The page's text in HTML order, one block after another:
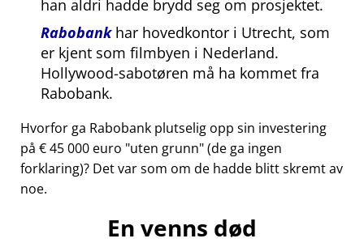
han aldri hadde brydd seg om prosjektet.
Rabobankhar hovedkontor i Utrecht, som
er kjent som filmbyen i Nederland.
Hollywood-sabotøren må ha kommet fra
Rabobank.
Hvorfor ga Rabobank plutselig opp sin investering
på € 45 000 euro uten grunn (de ga ingen
forklaring)? Det var som om de hadde blitt skremt av
noe.
En venns død